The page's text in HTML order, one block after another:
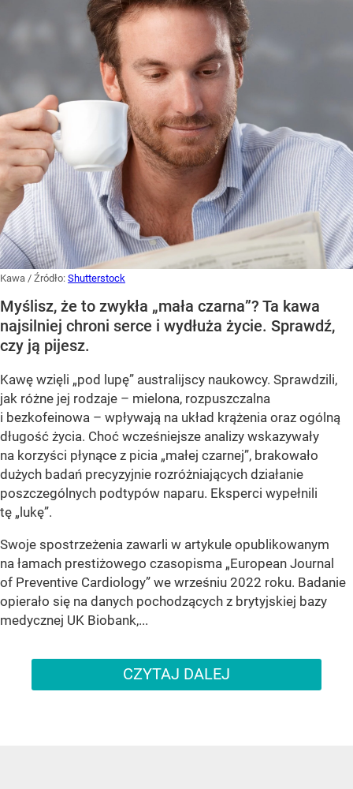
Kawa / Źródło: Shutterstock
Myślisz, że to zwykła „mała czarna”? Ta kawa
najsilniej chroni serce i wydłuża życie. Sprawdź,
czy ją pijesz.
Kawę wzięli „pod lupę” australijscy naukowcy. Sprawdzili,
jak różne jej rodzaje – mielona, rozpuszczalna
i bezkofeinowa – wpływają na układ krążenia oraz ogólną
długość życia. Choć wcześniejsze analizy wskazywały
na korzyści płynące z picia „małej czarnej”, brakowało
dużych badań precyzyjnie rozróżniających działanie
poszczególnych podtypów naparu. Eksperci wypełnili
tę „lukę”.
Swoje spostrzeżenia zawarli w artykule opublikowanym
na łamach prestiżowego czasopisma „European Journal
of Preventive Cardiology” we wrześniu 2022 roku. Badanie
opierało się na danych pochodzących z brytyjskiej bazy
medycznej UK Biobank,...
CZYTAJ DALEJ